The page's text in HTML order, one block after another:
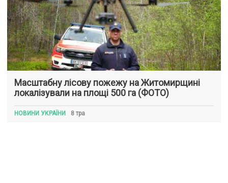
Масштабну лісову пожежу на Житомирщині
локалізували на площі 500 га (ФОТО)
НОВИНИ УКРАЇНИ 8 тра